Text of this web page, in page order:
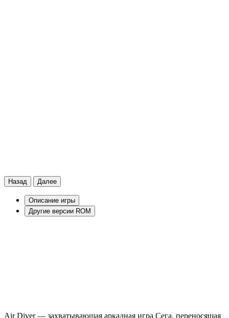
Назад Далее
Описание игры
Другие версии ROM
Air Diver — захватывающая аркадная игра Сега, переносящая